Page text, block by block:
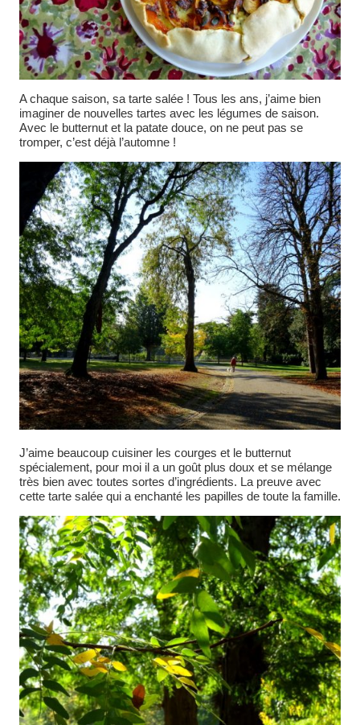
A chaque saison, sa tarte salée ! Tous les ans, j’aime bien
imaginer de nouvelles tartes avec les légumes de saison.
Avec le butternut et la patate douce, on ne peut pas se
tromper, c’est déjà l’automne !
J’aime beaucoup cuisiner les courges et le butternut
spécialement, pour moi il a un goût plus doux et se mélange
très bien avec toutes sortes d’ingrédients. La preuve avec
cette tarte salée qui a enchanté les papilles de toute la famille.